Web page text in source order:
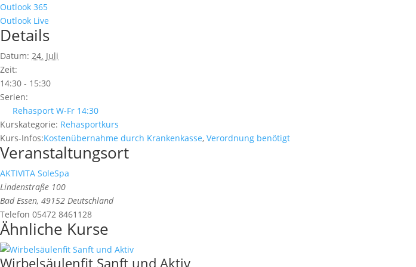
Outlook 365
Outlook Live
Details
Datum: 24. Juli
Zeit:
14:30 - 15:30
Serien:
Rehasport W-Fr 14:30
Kurskategorie: Rehasportkurs
Kurs-Infos:Kostenübernahme durch Krankenkasse, Verordnung benötigt
Veranstaltungsort
AKTIVITA SoleSpa
Lindenstraße 100
Bad Essen, 49152 Deutschland
Telefon 05472 8461128
Ähnliche Kurse
Wirbelsäulenfit Sanft und Aktiv